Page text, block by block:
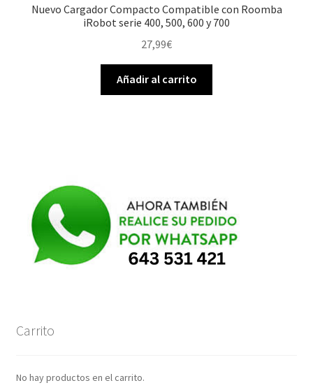
Nuevo Cargador Compacto Compatible con Roomba
iRobot serie 400, 500, 600 y 700
27,99€
Añadir al carrito
Carrito
No hay productos en el carrito.